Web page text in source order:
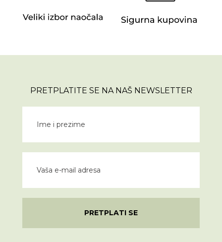
PRETPLATITE SE NA NAŠ NEWSLETTER
PRETPLATI SE